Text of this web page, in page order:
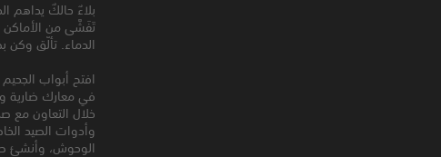
بلاءٌ حالكٌ يداهم
تَفَشَّى من الأماكن
الدماء. تألّق وكن
افتح أبواب
في معارك ضارية
خلال التعاون
وأدوات الصيد
الوحوش، وأنشئ